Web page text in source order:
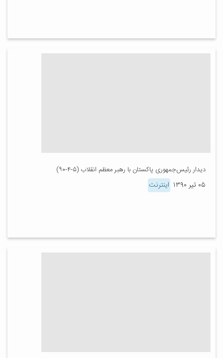
دیدار رئیس‌جمهوری پاکستان با رهبر معظم انقلاب (۵-۴-۹۰)
۰۵ تیر ۱۳۹۰ اینترنت